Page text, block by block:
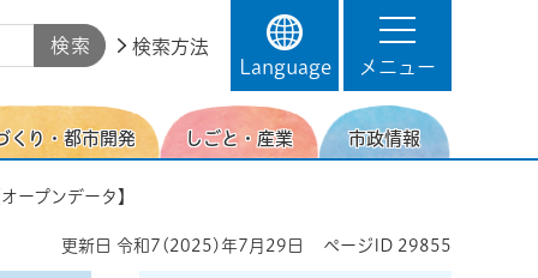
検索方法
Language
メニュー
くり・都市開発 しごと・産業 市政情報
ープンデータ】
更新日 令和7(2025)年7月29日 ページID 29855